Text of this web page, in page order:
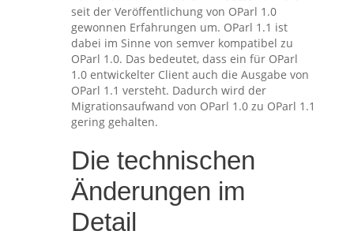
seit der Veröffentlichung von OParl 1.0
gewonnen Erfahrungen um. OParl 1.1 ist
dabei im Sinne von semver kompatibel zu
OParl 1.0. Das bedeutet, dass ein für OParl
1.0 entwickelter Client auch die Ausgabe von
OParl 1.1 versteht. Dadurch wird der
Migrationsaufwand von OParl 1.0 zu OParl 1.1
gering gehalten.
Die technischen
Änderungen im
Detail